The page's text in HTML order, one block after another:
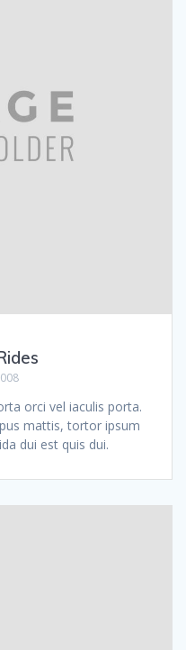
orci vel iaculis porta.
mattis, tortor ipsum
dui est quis dui.